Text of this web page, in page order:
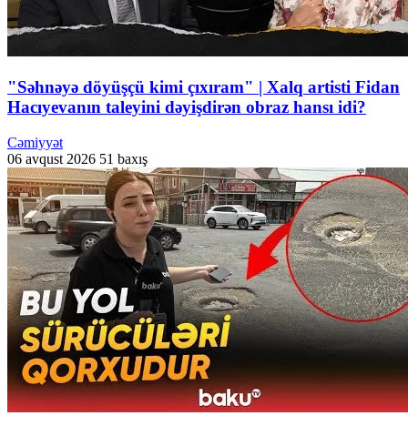
"Səhnəyə döyüşçü kimi çıxıram" | Xalq artisti Fidan
Hacıyevanın taleyini dəyişdirən obraz hansı idi?
Cəmiyyət
06 avqust 2026 51 baxış